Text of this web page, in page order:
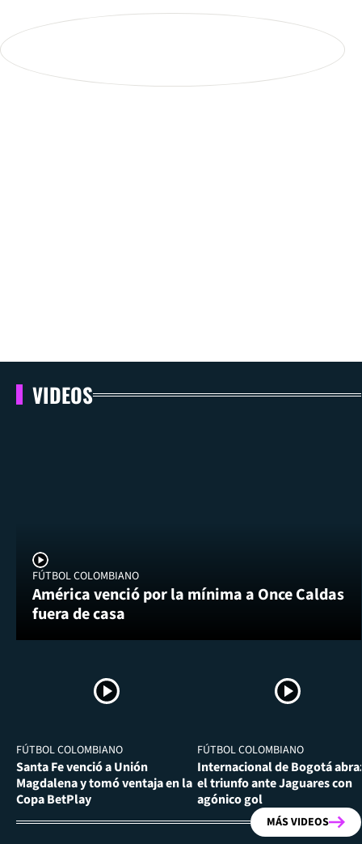
VIDEOS
FÚTBOL COLOMBIANO
América venció por la mínima a Once Caldas
fuera de casa
FÚTBOL COLOMBIANO
Santa Fe venció a Unión
Magdalena y tomó ventaja en la
Copa BetPlay
FÚTBOL COLOMBIANO
Internacional de Bogotá
el triunfo ante Jaguares con
agónico gol
MÁS VIDEOS